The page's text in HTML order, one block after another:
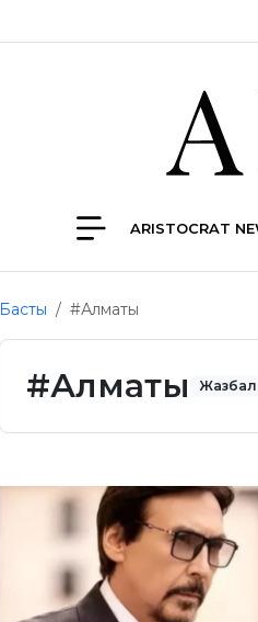
ARISTOCRAT
Басты #Алматы
#Алматы